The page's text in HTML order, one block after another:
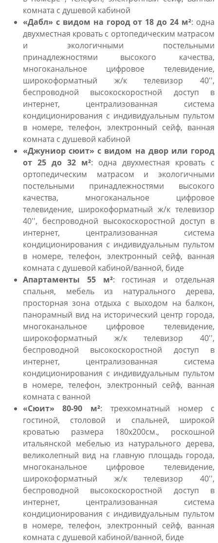
комната с душевой кабиной
«Дабл» с видом на город от 18 до 24 м²: одна
двухместная кровать с ортопедическим матрасом
и экологичными постельными
принадлежностями высокого качества,
многоканальное цифровое телевидение,
широкоформатный ж/к телевизор 40'',
беспроводной высокоскоростной доступ в
интернет, централизованная система
кондиционирования с индивидуальным пультом
в номере, телефон, электронный сейф, ванная
комната с душевой кабиной
«Джуниор сюит» с видом на двор или город
от 25 до 32 м²: одна двухместная кровать с
ортопедическим матрасом и экологичными
постельными принадлежностями высокого
качества, многоканальное цифровое
телевидение, широкоформатный ж/к телевизор
40'', беспроводной высокоскоростной доступ в
интернет, централизованная система
кондиционирования с индивидуальным пультом
в номере, телефон, электронный сейф, ванная
комната с душевой кабиной/ванной, биде
Апартаменты 55 м²: гостиная и отдельная
спальня, мебель из натурального дерева,
просторная зона отдыха с выходом на балкон,
панорамный вид на исторический центр города,
многоканальное цифровое телевидение,
широкоформатный ж/к телевизор 40'',
беспроводной высокоскоростной доступ в
интернет, централизованная система
кондиционирования с индивидуальным пультом
в номере, телефон, электронный сейф, ванная
комната с ванной
«Сюит» 80-90 м²: трехкомнатный номер с
гостиной, столовой и спальней, широкой
кроватью размера 180х200см., роскошной
итальянской мебелью из натурального дерева,
великолепный вид на главную площадь города,
многоканальное цифровое телевидение,
широкоформатный ж/к телевизор 40'',
беспроводной высокоскоростной доступ в
интернет, централизованная система
кондиционирования с индивидуальным пультом
в номере, телефон, электронный сейф, ванная
комната с душевой кабиной/ванной, биде